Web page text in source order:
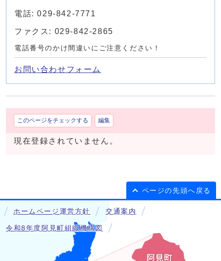
電話: 029-842-7771
ファクス: 029-842-2865
電話番号のかけ間違いにご注意ください！
お問い合わせフォーム
このページをチェックする 編集
現在登録されていません。
ページの先頭へ戻る
ホームページ運営方針 交通案内
令和8年度阿見町組織機構図